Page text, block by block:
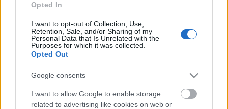
Opted In
I want to opt-out of Collection, Use,
Retention, Sale, and/or Sharing of my
Personal Data that Is Unrelated with the
Purposes for which it was collected.
Opted Out
Google consents
I want to allow Google to enable storage
related to advertising like cookies on web or
- KockacZukor -
Címkék:leves meleg zöldség kolbász Receptajánló
KockacZukor